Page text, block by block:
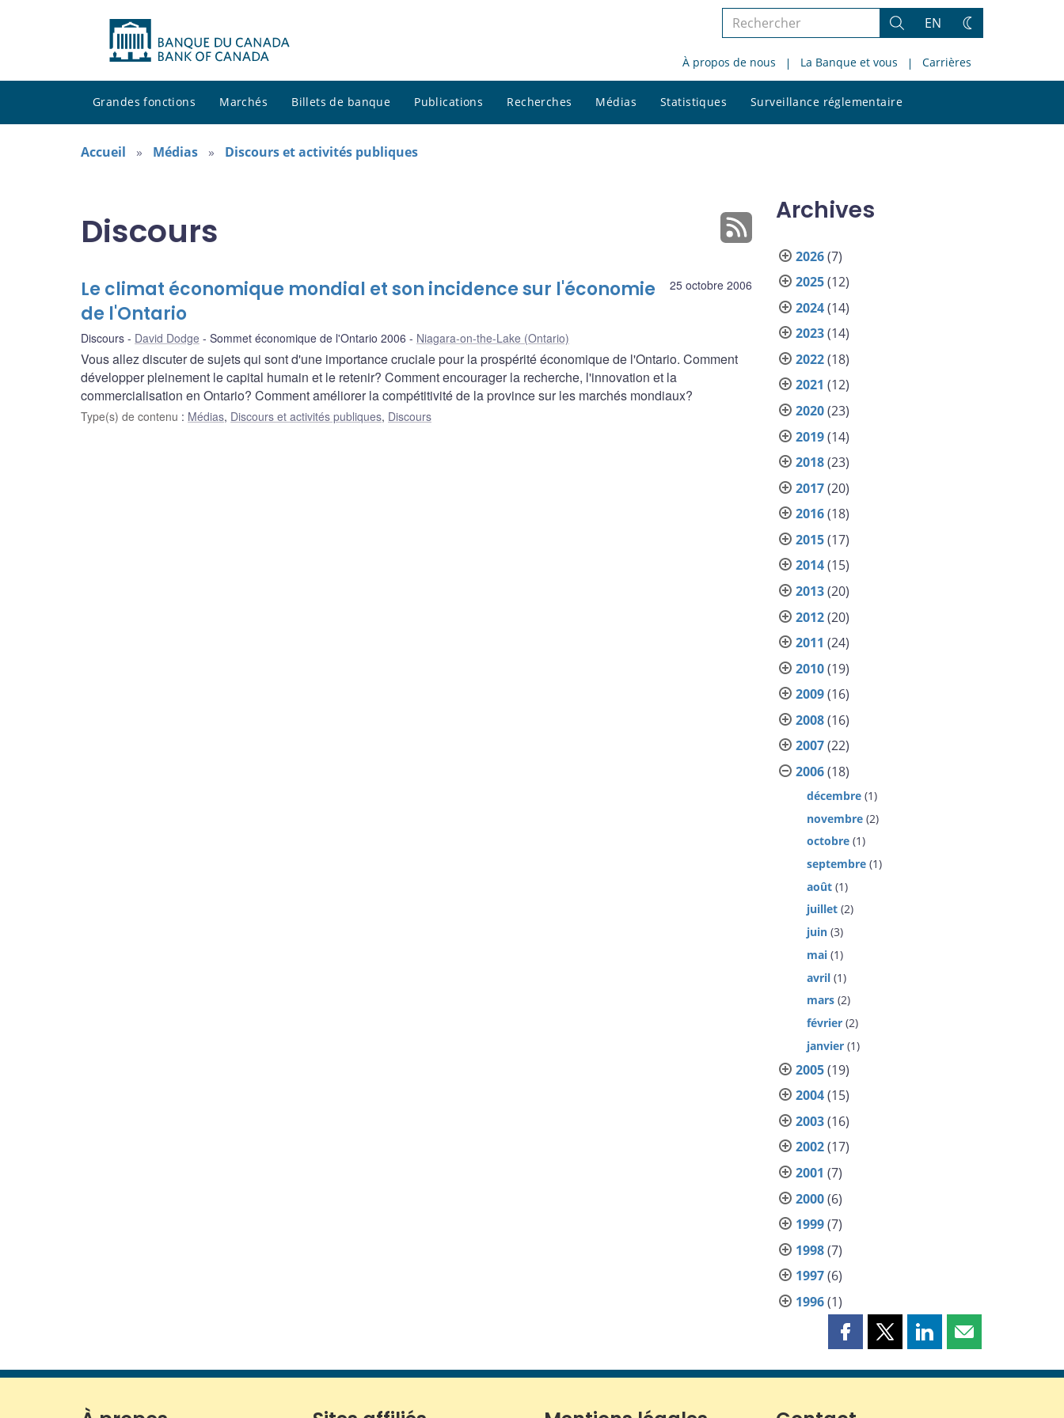
Rechercher
le
site
Rechercher
EN
Changez
thème
À propos de nous La Banque et vous Carrières
Grandes fonctions Marchés Billets de banque Publications Recherches Médias Statistiques Surveillance réglementaire
le
Accueil Médias Discours et activités publiques
Discours
25 octobre 2006
Le climat économique mondial et son incidence sur l'économie
de l'Ontario
Discours David Dodge Sommet économique de l'Ontario 2006 Niagara-on-the-Lake (Ontario)
Vous allez discuter de sujets qui sont d'une importance cruciale pour la prospérité économique de l'Ontario. Comment
développer pleinement le capital humain et le retenir? Comment encourager la recherche, l'innovation et la
commercialisation en Ontario? Comment améliorer la compétitivité de la province sur les marchés mondiaux?
Type(s) de contenu : Médias, Discours et activités publiques, Discours
Archives
2026(7)
2025(12)
2024(14)
2023(14)
2022(18)
2021 (12)
2020(23)
2019(14)
2018(23)
2017(20)
2016(18)
2015(17)
2014(15)
2013(20)
2012(20)
2011 (24)
2010(19)
2009(16)
2008(16)
2007(22)
2006(18)
décembre (1)
novembre (2)
octobre (1)
septembre (1)
août (1)
juillet (2)
juin (3)
mai (1)
avril (1)
mars (2)
février (2)
janvier (1)
2005(19)
2004(15)
2003(16)
2002(17)
2001 (7)
2000(6)
1999(7)
1998(7)
1997(6)
1996(1)
Partager
page
Facebook
Partager
page
Partager
page
Partager
page